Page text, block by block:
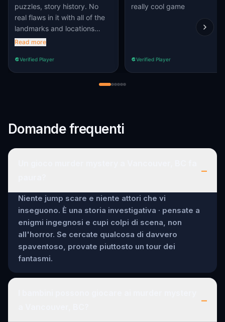
puzzles, story history. No
real flaws in it with all of the
landmarks and locations
being available. The hints
them and not too much of a
dead giveaway. We had a
great time shopping at the
scavenger hunt. We will
definitely recommend this to
our friends and family.
Read more
Verified Player
really cool game
Verified Player
Domande frequenti
–
Niente jump scare e niente attori che vi
inseguono. È una storia investigativa · pensate a
enigmi ingegnosi e cupi colpi di scena, non
all'horror. Se cercate qualcosa di davvero
spaventoso, provate piuttosto un tour dei
fantasmi.
–